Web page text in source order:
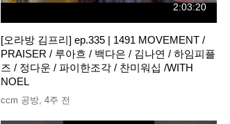
2:03:20
[오라방 김프리] ep.335 | 1491 MOVEMENT /
PRAISER / 루아흐 / 백다은 / 김나연 / 하임피플
즈 / 정다운 / 파이한조각 / 찬미워십 /WITH
NOEL
ccm 공방 4주 전